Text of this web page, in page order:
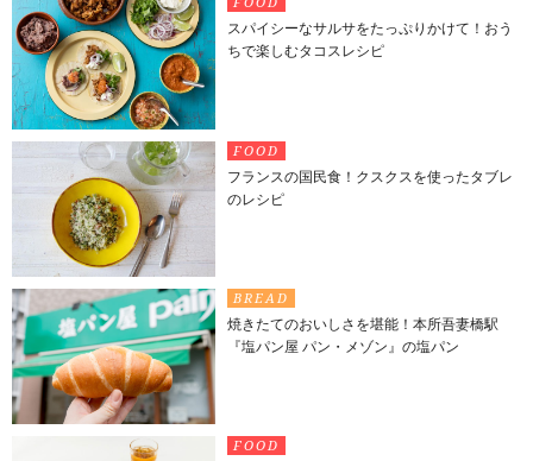
スパイシーなサルサをたっぷりかけて！おう
ちで楽しむタコスレシピ
FOOD
フランスの国民食！クスクスを使ったタブレ
のレシピ
BREAD
焼きたてのおいしさを堪能！本所吾妻橋駅
『塩パン屋 パン・メゾン』の塩パン
FOOD